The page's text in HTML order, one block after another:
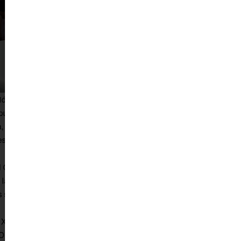
y se convierte en una herramienta útil para cualquier
firme por los emprendedores del mundo de la moda
sirva como nexo de unión entre los jóvenes talentos y la
Adame.
de Desarrollo Rural Medio Guadalquivir ha destacado
comarca y de lo rural, apostando por el pueblo, poniendo
a las instituciones públicas”.
edición de Fuente Palmera de Boda, ha estado presente
de Córdoba y Presidenta de IPRODECO. Amo ha